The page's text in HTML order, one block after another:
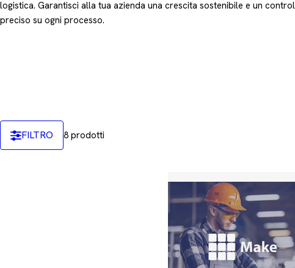
e
n
logistica. Garantisci alla tua azienda una crescita sostenibile e un
preciso su ogni processo.
8 prodotti
FILTRO